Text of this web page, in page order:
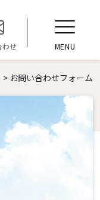
わせ
t
o
l
e
n
a
i
MENU
> お問い合わせフォーム